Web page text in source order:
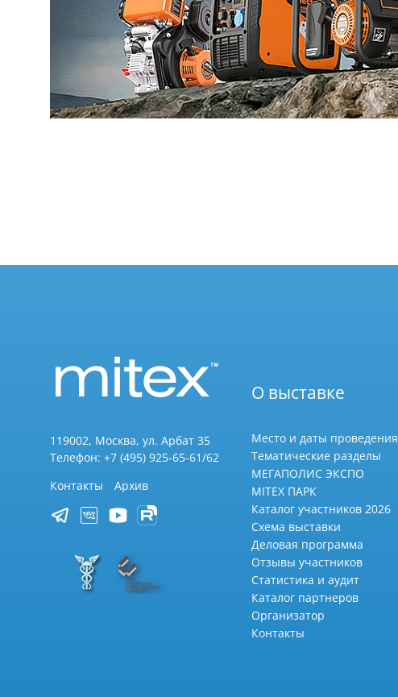
119002, Москва, ул. Арбат 35
Телефон: +7 (495) 925-65-61/62
Контакты
Архив
О выставке
Место и даты проведения
Тематические разделы
МЕГАПОЛИС ЭКСПО
MITEX ПАРК
Каталог участников 2026
Схема выставки
Деловая программа
Отзывы участников
Статистика и аудит
Каталог партнеров
Организатор
Контакты